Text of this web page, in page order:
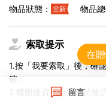
物品狀態：
物品
索取提示
1.按「我要索取」後，確
確。
2.獲贈後資料自動傳給物
留言
在